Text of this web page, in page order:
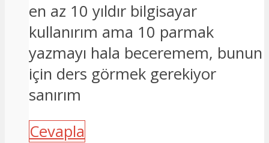
en az 10 yıldır bilgisayar
kullanırım ama 10 parmak
yazmayı hala beceremem, bunun
için ders görmek gerekiyor
sanırım
Cevapla